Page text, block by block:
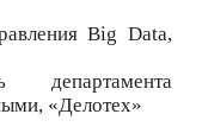
Big Data,
департамента
«Делотех»